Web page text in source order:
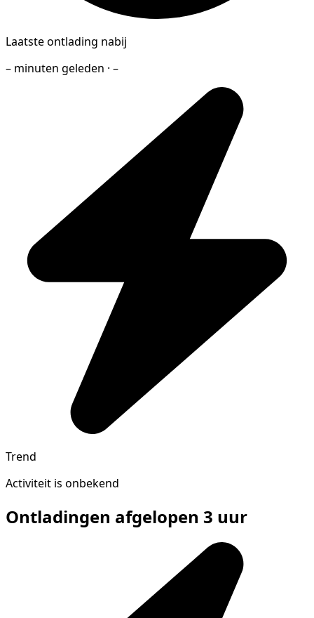
Laatste ontlading nabij
– minuten geleden · –
Trend
Activiteit is onbekend
Ontladingen afgelopen 3 uur